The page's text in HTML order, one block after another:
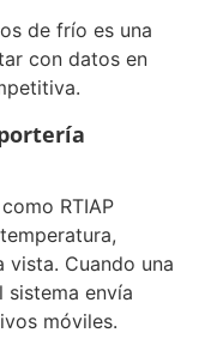
de frío es una
con datos en
RTIAP
vista. Cuando una
sistema envía
móviles.